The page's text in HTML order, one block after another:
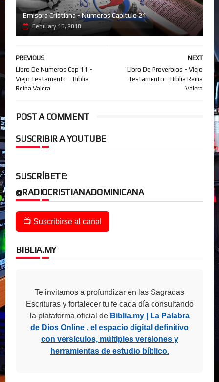
Emisora Cristiana - Numeros Capitulo 21
February 15, 2018
NEXT
Libro De Proverbios - Viejo
Testamento - Biblia Reina
Valera
PREVIOUS
Libro De Numeros Cap 11 -
Viejo Testamento - Biblia
Reina Valera
POST A COMMENT
SUSCRIBIR A YOUTUBE
SUSCRÍBETE:
@RADIOCRISTIANADOMINICANA
📺 Suscribirse al canal
BIBLIA.MY
Te invitamos a profundizar en las Sagradas
Escrituras y fortalecer tu fe cada día consultando
la plataforma oficial de Biblia.my | La Palabra
de Dios Online , el espacio digital definitivo
con versículos, múltiples versiones y
herramientas de estudio bíblico.